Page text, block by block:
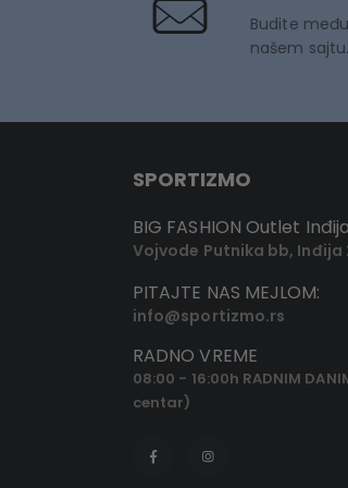
Budite
našem sajtu.
SPORTIZMO
BIG FASHION Outlet Inđija
Vojvode Putnika bb, Inđija
PITAJTE NAS MEJLOM:
info@sportizmo.rs
RADNO VREME
08:00 - 16:00h RADNIM
centar)